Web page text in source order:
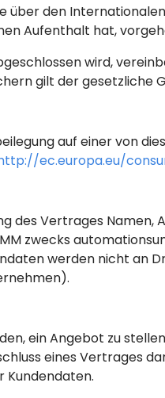
den
Aufenthalt hat,
wird,
gilt der gesetzliche
auf einer von
ec.europa.eu/
des Vertrages
zwecks
werden nicht an
ein Angebot zu
eines Vertrages
Kundendaten.